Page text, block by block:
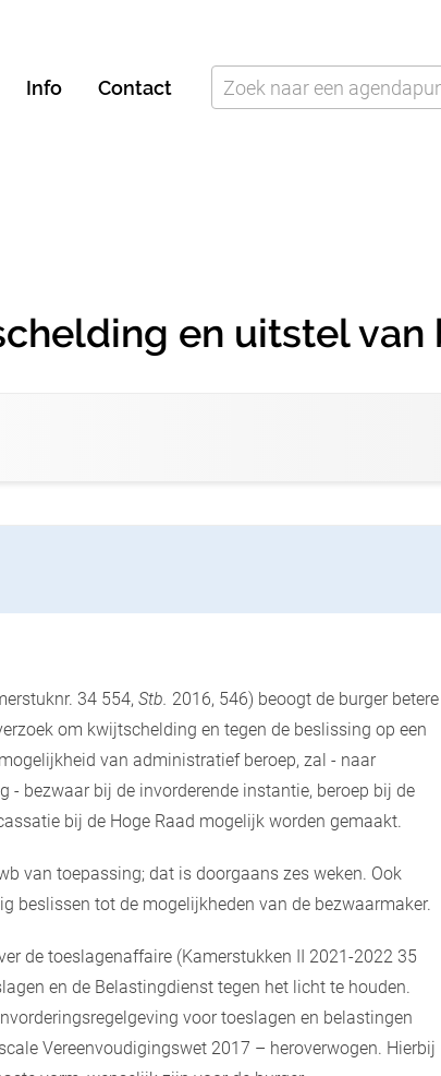
Info Contact
en uitstel van
34 554, Stb. 2016, 546) beoogt de burger betere
om kwijtschelding en tegen de beslissing op een
van administratief beroep, zal - naar
bezwaar bij de invorderende instantie, beroep bij de
bij de Hoge Raad mogelijk worden gemaakt.
van toepassing; dat is doorgaans zes weken. Ook
beslissen tot de mogelijkheden van de bezwaarmaker.
de toeslagenaffaire (Kamerstukken II 2021-2022 35
en de Belastingdienst tegen het licht te houden.
voor toeslagen en belastingen
Vereenvoudigingswet 2017 – heroverwogen. Hierbij